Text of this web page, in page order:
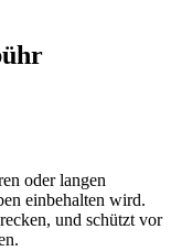
oder langen
einbehalten wird.
und schützt vor